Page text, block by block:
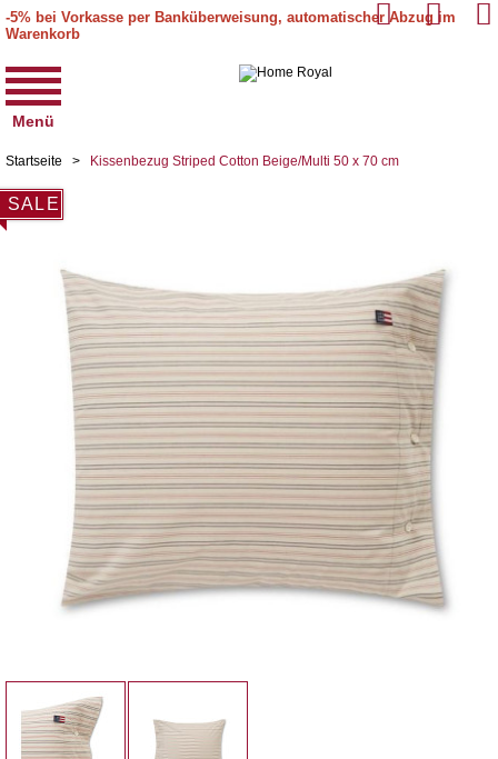
-5% bei Vorkasse per Banküberweisung, automatischer Abzug im
Warenkorb
Menü
Startseite > Kissenbezug Striped Cotton Beige/Multi 50 x 70 cm
SALE